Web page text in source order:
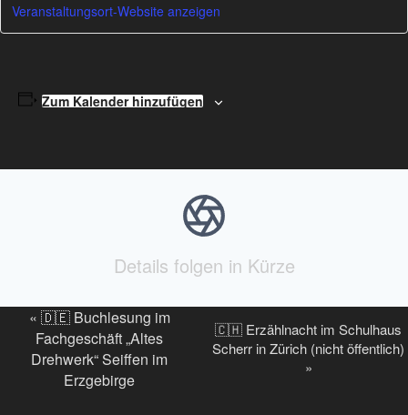
Veranstaltungsort-Website anzeigen
Zum Kalender hinzufügen
Details folgen in Kürze
« 🇩🇪 Buchlesung im
Fachgeschäft „Altes
Drehwerk“ Seiffen im
Erzgebirge
🇨🇭 Erzählnacht im Schulhaus
Scherr in Zürich (nicht öffentlich)
»